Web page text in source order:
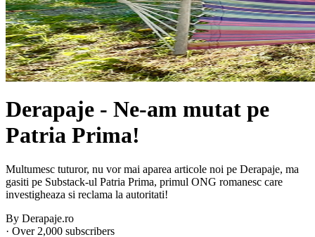
Derapaje - Ne-am mutat pe
Patria Prima!
Multumesc tuturor, nu vor mai aparea articole noi pe Derapaje, ma
gasiti pe Substack-ul Patria Prima, primul ONG romanesc care
investigheaza si reclama la autoritati!
By Derapaje.ro
· Over 2,000 subscribers